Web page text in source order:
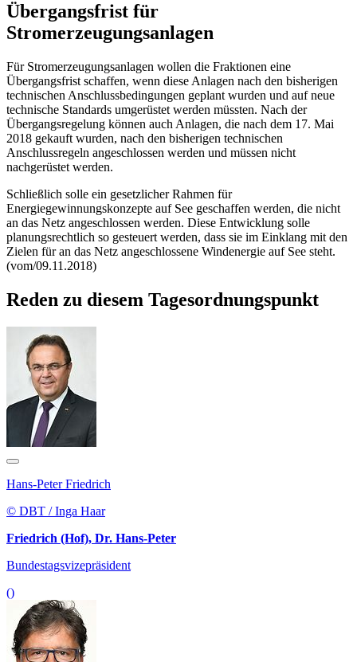
Übergangsfrist für
Stromerzeugungsanlagen
Für Stromerzeugungsanlagen wollen die Fraktionen eine
Übergangsfrist schaffen, wenn diese Anlagen nach den bisherigen
technischen Anschlussbedingungen geplant wurden und auf neue
technische Standards umgerüstet werden müssten. Nach der
Übergangsregelung können auch Anlagen, die nach dem 17. Mai
2018 gekauft wurden, nach den bisherigen technischen
Anschlussregeln angeschlossen werden und müssen nicht
nachgerüstet werden.
Schließlich solle ein gesetzlicher Rahmen für
Energiegewinnungskonzepte auf See geschaffen werden, die nicht
an das Netz angeschlossen werden. Diese Entwicklung solle
planungsrechtlich so gesteuert werden, dass sie im Einklang mit den
Zielen für an das Netz angeschlossene Windenergie auf See steht.
(vom/09.11.2018)
Reden zu diesem Tagesordnungspunkt
Hans-Peter Friedrich
© DBT / Inga Haar
Friedrich (Hof), Dr. Hans-Peter
Bundestagsvizepräsident
()